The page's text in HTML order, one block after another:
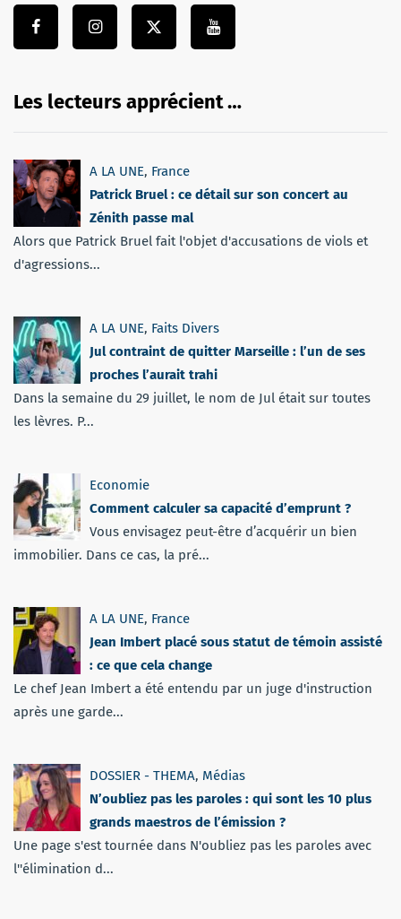
Les lecteurs apprécient …
A LA UNE, France
Patrick Bruel : ce détail sur son concert au
Zénith passe mal
Alors que Patrick Bruel fait l'objet d'accusations de viols et
d'agressions...
A LA UNE, Faits Divers
Jul contraint de quitter Marseille : l’un de ses
proches l’aurait trahi
Dans la semaine du 29 juillet, le nom de Jul était sur toutes
les lèvres. P...
Economie
Comment calculer sa capacité d’emprunt ?
Vous envisagez peut-être d’acquérir un bien
immobilier. Dans ce cas, la pré...
A LA UNE, France
Jean Imbert placé sous statut de témoin assisté
: ce que cela change
Le chef Jean Imbert a été entendu par un juge d'instruction
après une garde...
DOSSIER - THEMA, Médias
N’oubliez pas les paroles : qui sont les 10 plus
grands maestros de l’émission ?
Une page s'est tournée dans N'oubliez pas les paroles avec
l''élimination d...